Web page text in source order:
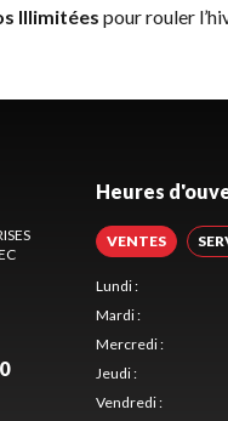
Illimitées pour rouler
Heures
VENTES
Lundi:
Mardi:
Mercredi:
Jeudi:
Vendredi: